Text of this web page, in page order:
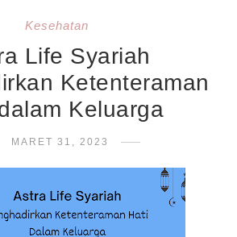
Kesehatan
Life Syariah
Ketenteraman
Keluarga
MARET 31, 2023